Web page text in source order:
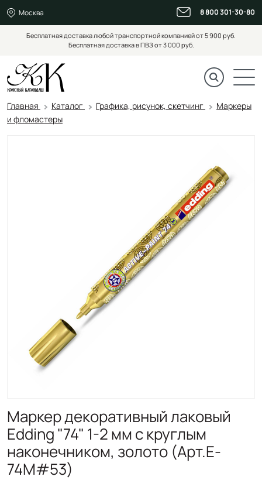
Москва 8 800 301-30-80
Бесплатная доставка любой транспортной компанией от 5 900 руб.
Бесплатная доставка в ПВЗ от 3 000 руб.
Главная Каталог Графика, рисунок, скетчинг
Маркеры
и фломастеры
Маркер декоративный лаковый
Edding "74" 1-2 мм с круглым
наконечником, золото (Арт.E-
74M#53)